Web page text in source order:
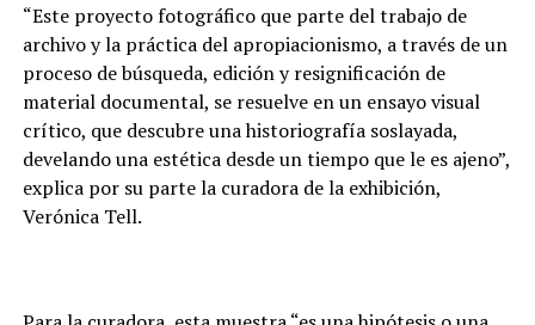
“Este proyecto fotográfico que parte del trabajo de
archivo y la práctica del apropiacionismo, a través de un
proceso de búsqueda, edición y resignificación de
material documental, se resuelve en un ensayo visual
crítico, que descubre una historiografía soslayada,
develando una estética desde un tiempo que le es ajeno”,
explica por su parte la curadora de la exhibición,
Verónica Tell.